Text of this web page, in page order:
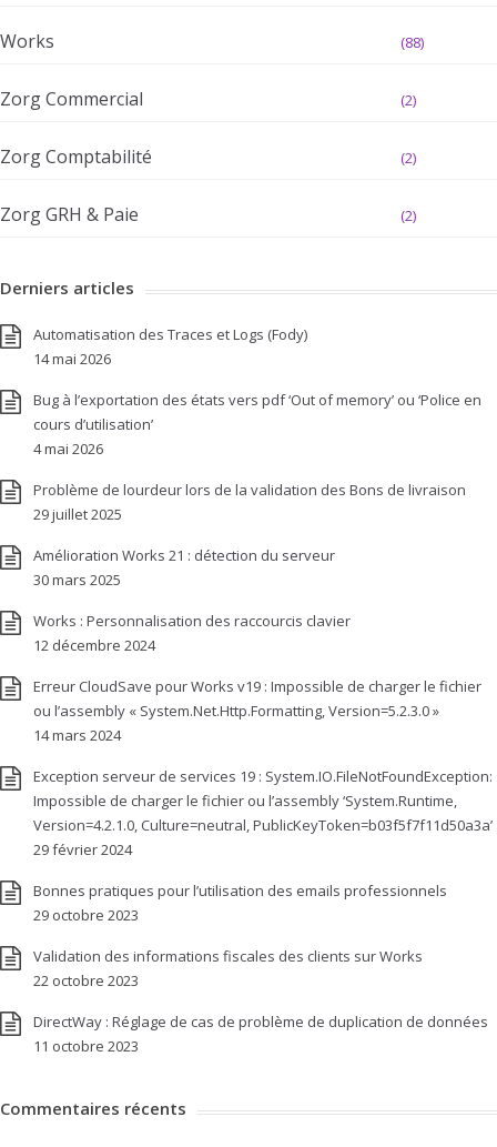
Works (88)
Zorg Commercial (2)
Zorg Comptabilité (2)
Zorg GRH & Paie (2)
Derniers articles
Automatisation des Traces et Logs (Fody)
14 mai 2026
Bug à l’exportation des états vers pdf ‘Out of memory’ ou ‘Police en
cours d’utilisation’
4 mai 2026
Problème de lourdeur lors de la validation des Bons de livraison
29 juillet 2025
Amélioration Works 21 : détection du serveur
30 mars 2025
Works : Personnalisation des raccourcis clavier
12 décembre 2024
Erreur CloudSave pour Works v19 : Impossible de charger le fichier
ou l’assembly « System.Net.Http.Formatting, Version=5.2.3.0 »
14 mars 2024
Exception serveur de services 19 : System.IO.FileNotFoundException:
Impossible de charger le fichier ou l’assembly ‘System.Runtime,
Version=4.2.1.0, Culture=neutral, PublicKeyToken=b03f5f7f11d50a3a’
29 février 2024
Bonnes pratiques pour l’utilisation des emails professionnels
29 octobre 2023
Validation des informations fiscales des clients sur Works
22 octobre 2023
DirectWay : Réglage de cas de problème de duplication de données
11 octobre 2023
Commentaires récents